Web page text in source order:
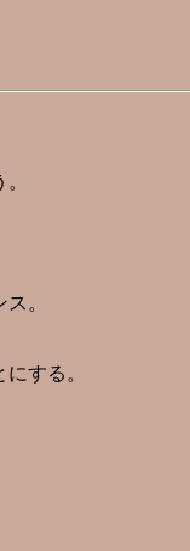
。
する。